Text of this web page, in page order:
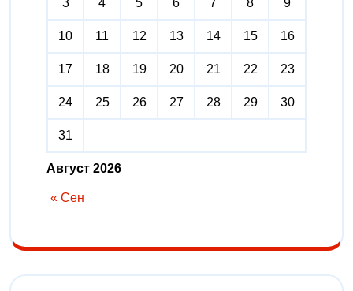
Август 2026
3 4 5 6 7 8 9
10 11 12 13 14 15 16
17 18 19 20 21 22 23
24 25 26 27 28 29 30
31
« Сен